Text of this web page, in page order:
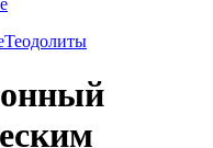
Теодолиты